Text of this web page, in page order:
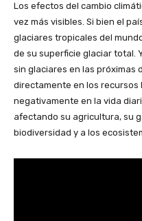
Los efectos del cambio
vez más visibles. Si bien el
glaciares tropicales del
de su superficie glaciar total.
sin glaciares en las próximas
directamente en los recursos
negativamente en la vida
afectando su agricultura, su
biodiversidad y a los